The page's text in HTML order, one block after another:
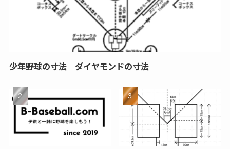
少年野球の寸法｜ダイヤモンドの寸法